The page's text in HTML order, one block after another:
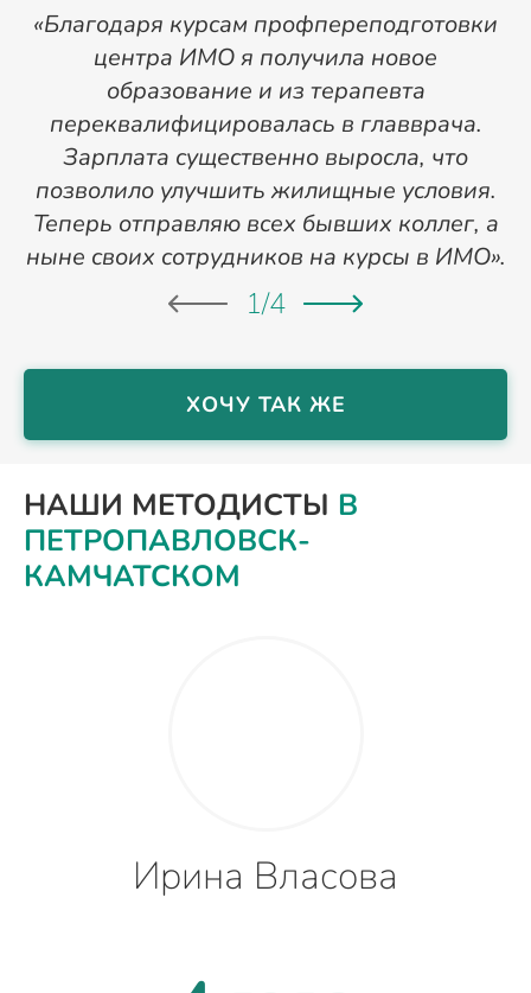
«Благодаря курсам профпереподготовки
центра ИМО я получила новое
образование и из терапевта
переквалифицировалась в главврача.
Зарплата существенно выросла, что
позволило улучшить жилищные условия.
Теперь отправляю всех бывших коллег, а
ныне своих сотрудников на курсы в ИМО».
1/4
ХОЧУ ТАК ЖЕ
НАШИ МЕТОДИСТЫ В
ПЕТРОПАВЛОВСК-
КАМЧАТСКОМ
Ирина Власова